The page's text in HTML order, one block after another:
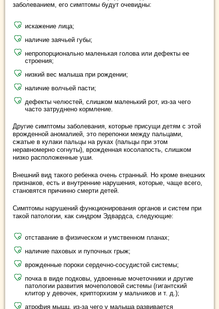
заболеванием, его симптомы будут очевидны:
искажение лица;
наличие заячьей губы;
непропорционально маленькая голова или дефекты ее
строения;
низкий вес малыша при рождении;
наличие волчьей пасти;
дефекты челюстей, слишком маленький рот, из-за чего
часто затруднено кормление.
Другие симптомы заболевания, которые присущи детям с этой
врожденной аномалией, это перепонки между пальцами,
сжатые в кулаки пальцы на руках (пальцы при этом
неравномерно согнуты), врожденная косолапость, слишком
низко расположенные уши.
Внешний вид такого ребенка очень странный. Но кроме внешних
признаков, есть и внутренние нарушения, которые, чаще всего,
становятся причинно смерти детей.
Симптомы нарушений функционирования органов и систем при
такой патологии, как синдром Эдвардса, следующие:
отставание в физическом и умственном планах;
наличие паховых и пупочных грыж;
врожденные пороки сердечно-сосудистой системы;
почка в виде подковы, удвоенные мочеточники и другие
патологии развития мочеполовой системы (гигантский
клитор у девочек, крипторхизм у мальчиков и т. д.);
атрофия мышц, из-за чего у малыша развивается